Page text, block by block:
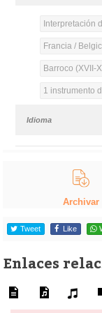
Interpretación
Francia /
Barroco (XVII-
1 instrumento
Idioma
Archivar
Tweet Like
Enlaces